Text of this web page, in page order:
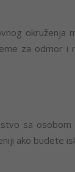
okruženja
za odmor i
sa osobom
ako budete